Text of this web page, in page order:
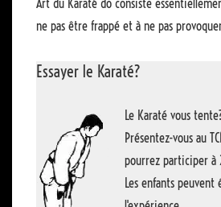
ne pas être frappé et à ne pas
Essayer le Karaté?
Le Karaté vous
Présentez-vous au
pourrez participer à
Les enfants